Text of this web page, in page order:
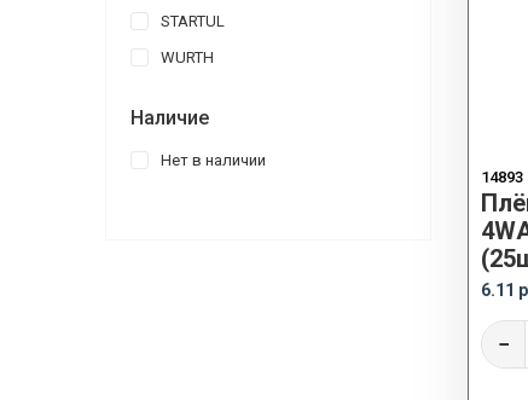
STARTUL
WURTH
Наличие
Нет в наличии
14893
6.11
−